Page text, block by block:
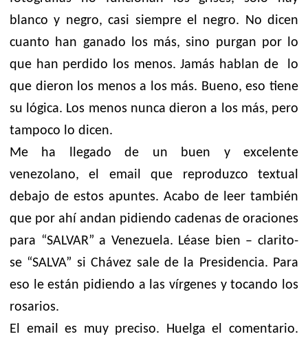
blanco y negro, casi siempre el negro. No dicen
cuanto han ganado los más, sino purgan por lo
que han perdido los menos. Jamás hablan de
lo
que dieron los menos a los más. Bueno, eso tiene
su lógica. Los menos nunca dieron a los más, pero
tampoco lo dicen.
Me ha llegado de un buen y excelente
venezolano, el email que reproduzco textual
debajo de estos apuntes. Acabo de leer también
que por ahí andan pidiendo cadenas de oraciones
para “SALVAR” a Venezuela. Léase bien – clarito-
se “SALVA” si Chávez sale de la Presidencia. Para
eso le están pidiendo a las vírgenes y tocando los
rosarios.
El email es muy preciso. Huelga el comentario.